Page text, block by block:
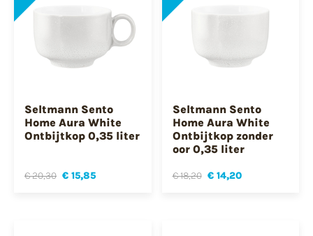
Seltmann Sento
Home Aura White
Ontbijtkop 0,35 liter
€ 20,30 € 15,85
Seltmann Sento
Home Aura White
Ontbijtkop zonder
oor 0,35 liter
€ 18,20 € 14,20